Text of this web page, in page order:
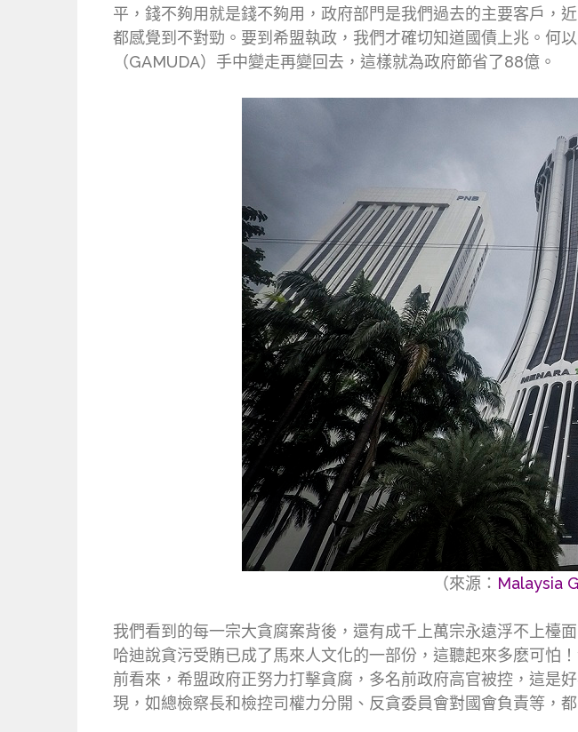
平，錢不夠用就是錢不夠用，政府部門是我們過去的主要客戶，
都感覺到不對勁。要到希盟執政，我們才確切知道國債上兆。何
（GAMUDA）手中變走再變回去，這樣就為政府節省了88億。
（來源： Malaysia
我們看到的每一宗大貪腐案背後，還有成千上萬宗永遠浮不上檯
哈迪說貪污受賄已成了馬來人文化的一部份，這聽起來多麽可怕
前看來，希盟政府正努力打擊貪腐，多名前政府高官被控，這是
現，如總檢察長和檢控司權力分開、反貪委員會對國會負責等，